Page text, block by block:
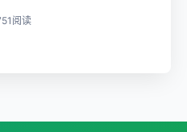
阅读